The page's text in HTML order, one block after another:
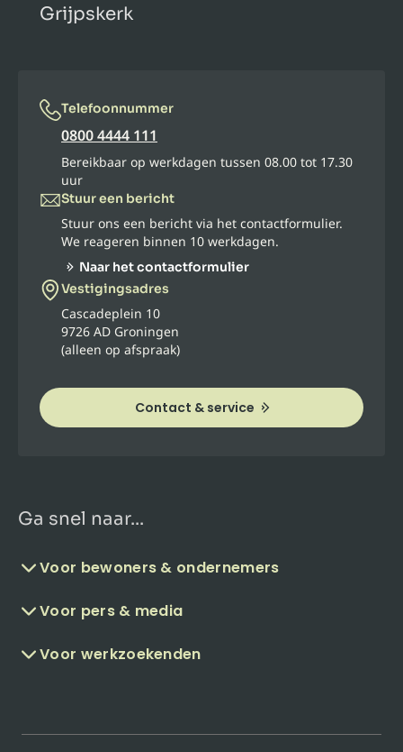
Grijpskerk
Telefoonnummer
0800 4444 111
Bereikbaar op werkdagen tussen 08.00 tot 17.30
uur
Stuur een bericht
Stuur ons een bericht via het contactformulier.
We reageren binnen 10 werkdagen.
Naar het contactformulier
Vestigingsadres
Cascadeplein 10
9726 AD Groningen
(alleen op afspraak)
Contact & service
Ga snel naar...
Voor bewoners & ondernemers
Voor pers & media
Voor werkzoekenden